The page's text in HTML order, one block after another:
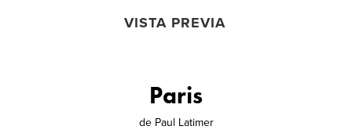
VISTA PREVIA
Paris
de Paul Latimer